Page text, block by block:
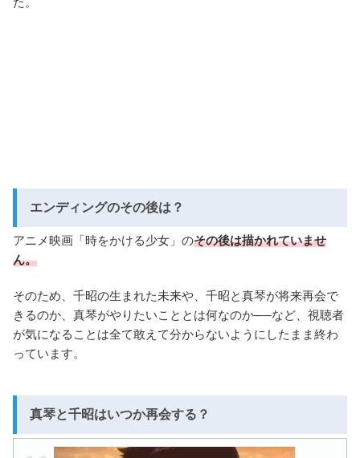
エンディングのその後は？
アニメ映画「時をかける少女」のその後は描かれていませ
ん。
そのため、千昭の生まれた未来や、千昭と真琴が将来再会で
きるのか、真琴がやりたいこととは何なのか──など、視聴者
が気になることは全て敢えて分からないようにしたまま終わ
っています。
真琴と千昭はいつか再会する？